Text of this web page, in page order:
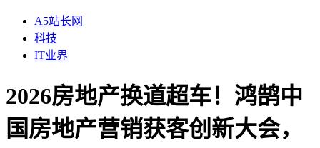
A5站长网
科技
IT业界
2026房地产换道超车！鸿鹄中
国房地产营销获客创新大会，